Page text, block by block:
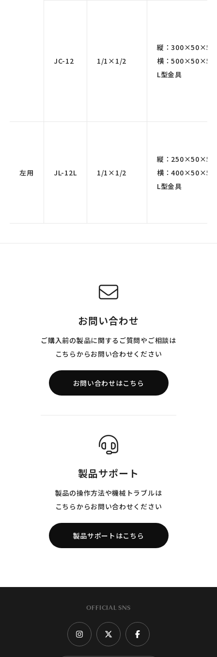
JC-12 1/1×1/2
縦：
横：
L型金具
左用 JL-12L 1/1×1/2
縦：
横：
L型金具
お問い合わせ
ご購入前の製品に関するご質問やご相談は
こちらからお問い合わせください
お問い合わせはこちら
製品サポート
製品の操作方法や機械トラブルは
こちらからお問い合わせください
製品サポートはこちら
OFFICIAL SNS